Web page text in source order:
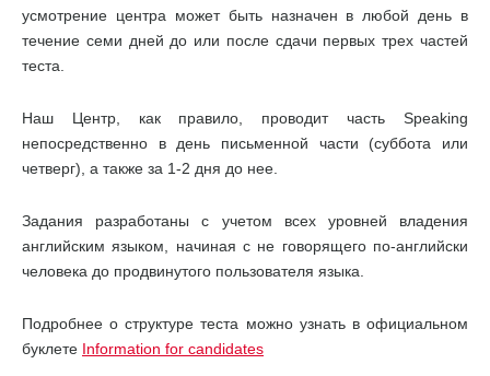
усмотрение центра может быть назначен в любой день в
течение семи дней до или после сдачи первых трех частей
теста.
Наш Центр, как правило, проводит часть Speaking
непосредственно в день письменной части (суббота или
четверг), а также за 1-2 дня до нее.
Задания разработаны с учетом всех уровней владения
английским языком, начиная с не говорящего по-английски
человека до продвинутого пользователя языка.
Подробнее о структуре теста можно узнать в официальном
буклете Information for candidates